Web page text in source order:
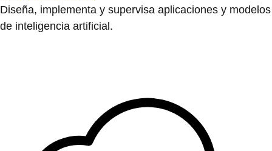
Diseña, implementa y supervisa aplicaciones y modelos
de inteligencia artificial.